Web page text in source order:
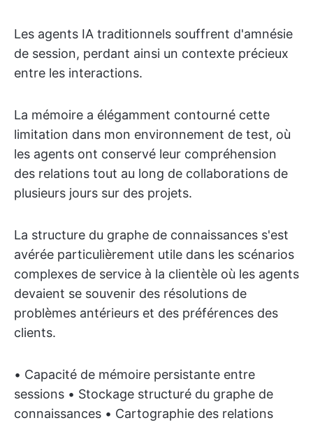
Les agents IA traditionnels souffrent d'amnésie
de session, perdant ainsi un contexte précieux
entre les interactions.
La mémoire a élégamment contourné cette
limitation dans mon environnement de test, où
les agents ont conservé leur compréhension
des relations tout au long de collaborations de
plusieurs jours sur des projets.
La structure du graphe de connaissances s'est
avérée particulièrement utile dans les scénarios
complexes de service à la clientèle où les agents
devaient se souvenir des résolutions de
problèmes antérieurs et des préférences des
clients.
• Capacité de mémoire persistante entre
sessions • Stockage structuré du graphe de
connaissances • Cartographie des relations